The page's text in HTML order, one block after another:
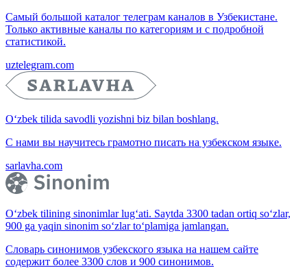
Самый большой каталог телеграм каналов в Узбекистане.
Только активные каналы по категориям и с подробной
статистикой.
uztelegram.com
O‘zbek tilida savodli yozishni biz bilan boshlang.
С нами вы научитесь грамотно писать на узбекском языке.
sarlavha.com
O‘zbek tilining sinonimlar lug‘ati. Saytda 3300 tadan ortiq so‘zlar,
900 ga yaqin sinonim so‘zlar to‘plamiga jamlangan.
Словарь синонимов узбекского языка на нашем сайте
содержит более 3300 слов и 900 синонимов.